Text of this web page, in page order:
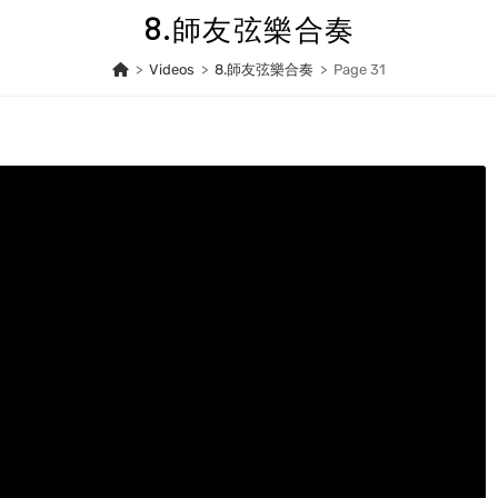
8.師友弦樂合奏
> Videos > 8.師友弦樂合奏 > Page 31